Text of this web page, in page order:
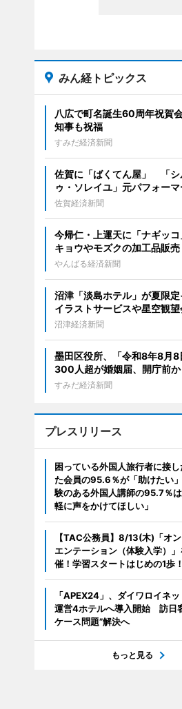
みん経トピックス
八広で町名誕生60周年祝賀
知事も祝福
すみだ経済新聞
佐賀に「ばくてん屋」 「シ
ゥ・ソレイユ」元パフォー
佐賀経済新聞
今帰仁・上運天に「ナギッ
キョウやモズクの加工品販売
やんばる経済新聞
沼津「淡島ホテル」が夏限
イラストサービスや星空観
沼津経済新聞
墨田区役所、「令和8年8月
300人超が婚姻届、開庁前
すみだ経済新聞
プレスリリース
困っている外国人旅行者に接
た会員の95.6％が「助けたい
験のある外国人講師の95.7％
軽に声をかけてほしい」
【TAC公務員】8/13(木)「オ
エンテーション（体験入学）
催！学習スタートはじめの1歩！
「APEX24」、ダイワロイネ
運営4ホテルへ導入開始 訪日
ケース問題”解決へ
もっと見る